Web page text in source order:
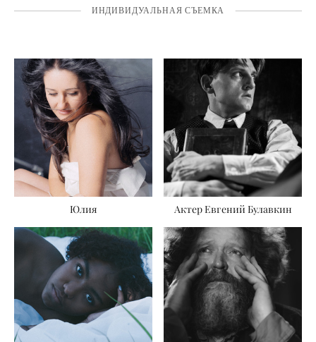
ИНДИВИДУАЛЬНАЯ СЪЕМКА
Юлия Актер Евгений Булавкин